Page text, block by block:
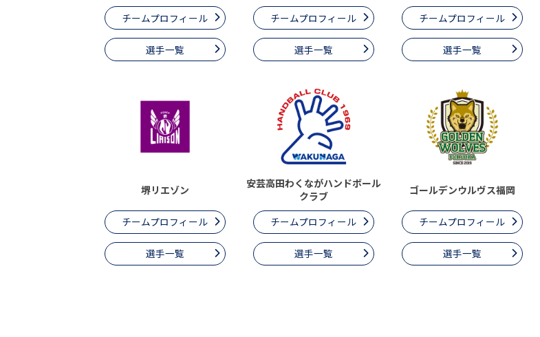
チームプロフィール
選手一覧
チームプロフィール
選手一覧
チームプロフィール
選手一覧
堺リエゾン
チームプロフィール
選手一覧
安芸高田わくながハンドボール
クラブ
チームプロフィール
選手一覧
ゴールデンウルヴス福岡
チームプロフィール
選手一覧